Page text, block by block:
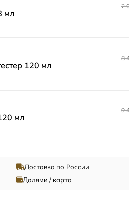
мл
2
120 мл
8
мл
9
Доставка по России
Долями / карта